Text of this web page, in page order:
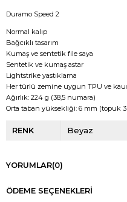
Duramo Speed 2
Normal kalıp
Bağcıklı tasarım
Kumaş ve sentetik file saya
Sentetik ve kumaş astar
Lightstrike yastıklama
Her türlü zemine uygun TPU ve
Ağırlık: 224 g (38,5 numara)
Orta taban yüksekliği: 6 mm (topuk
RENK Beyaz
YORUMLAR(0)
ÖDEME SEÇENEKLERI